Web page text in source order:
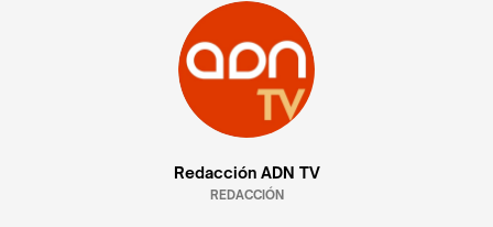
Redacción ADN TV
REDACCIÓN